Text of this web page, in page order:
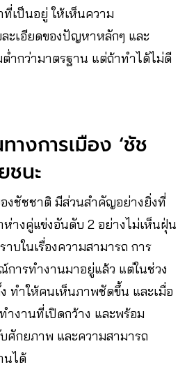
เป็นอยู่ ให้เห็นความ
ละเอียดของปัญหาหลักๆ และ
ำกว่ามาตรฐาน แต่ถ้าทำได้ไม่ดี
างการเมือง ‘ชัช
ชนะ
งชัชชาติ มีส่วนสำคัญอย่างยิ่งที่
ห่างคู่แข่งอันดับ 2 อย่างไม่เห็นฝุ่น
บในเรื่องความสามารถ การ
ารทำงานมาอยู่แล้ว แต่ในช่วง
ทำให้คนเห็นภาพชัดขึ้น และเมื่อ
งานที่เปิดกว้าง และพร้อม
ศักยภาพ และความสามารถ
นได้